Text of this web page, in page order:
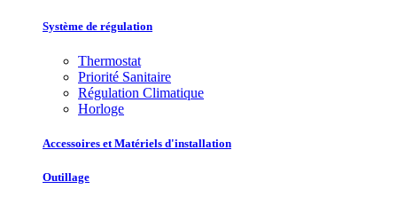
Système de régulation
Thermostat
Priorité Sanitaire
Régulation Climatique
Horloge
Accessoires et Matériels d'installation
Outillage